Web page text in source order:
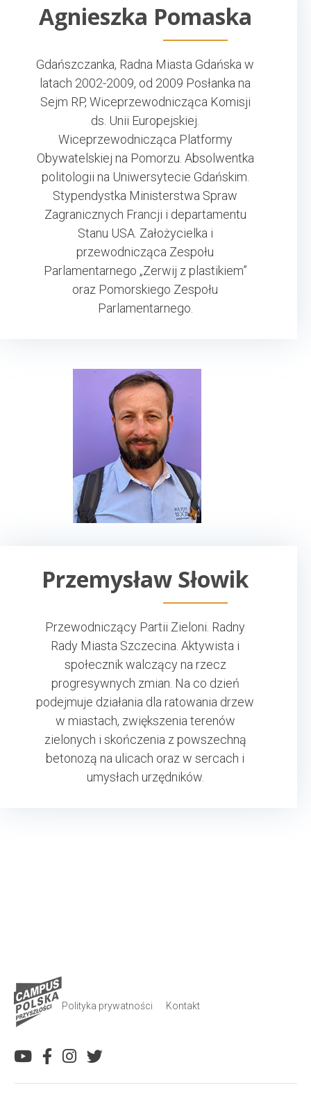
Agnieszka Pomaska
Gdańszczanka, Radna Miasta Gdańska w
latach 2002-2009, od 2009 Posłanka na
Sejm RP, Wiceprzewodnicząca Komisji
ds. Unii Europejskiej.
Wiceprzewodnicząca Platformy
Obywatelskiej na Pomorzu. Absolwentka
politologii na Uniwersytecie Gdańskim.
Stypendystka Ministerstwa Spraw
Zagranicznych Francji i departamentu
Stanu USA. Założycielka i
przewodnicząca Zespołu
Parlamentarnego „Zerwij z plastikiem”
oraz Pomorskiego Zespołu
Parlamentarnego.
Przemysław Słowik
Przewodniczący Partii Zieloni. Radny
Rady Miasta Szczecina. Aktywista i
społecznik walczący na rzecz
progresywnych zmian. Na co dzień
podejmuje działania dla ratowania drzew
w miastach, zwiększenia terenów
zielonych i skończenia z powszechną
betonozą na ulicach oraz w sercach i
umysłach urzędników.
Polityka prywatności Kontakt